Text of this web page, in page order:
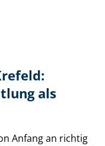
als
Anfang an richtig